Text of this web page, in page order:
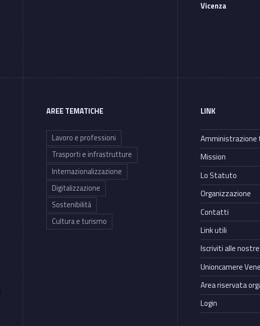
Vicenza
AREE TEMATICHE
Lavoro e professioni
Trasporti e infrastrutture
Internazionalizzazione
Digitalizzazione
Sostenibilità
Cultura e turismo
LINK
Mission
Lo Statuto
Organizzazione
Contatti
Link utili
Iscriviti alle
Unioncamere
Area riservata
Login